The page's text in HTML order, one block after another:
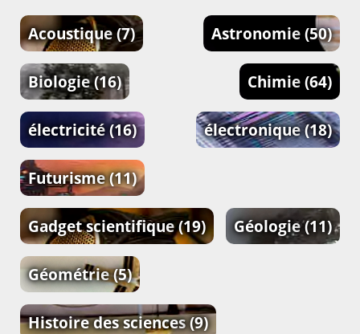
Acoustique(7) Astronomie (50)
Biologie(16) Chimie (64)
électricité(16) électronique(18)
Futurisme(11)
Gadget scientifique(19) Géologie(11)
Géométrie(5)
Histoire des sciences(9)